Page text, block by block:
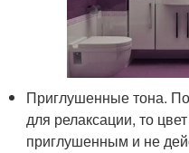
Приглушенные тона.
для релаксации, то
приглушенным и не